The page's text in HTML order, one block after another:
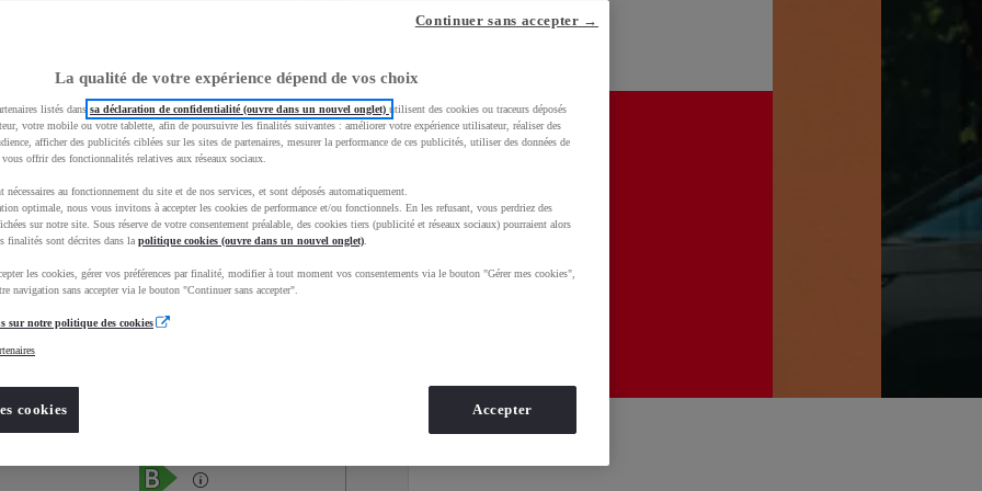
Services Concession
Occasions
La qualité de votre expérience dépend de vos choix
listés dans sa déclaration de confidentialité (ouvre dans un nouvel onglet) utilisent des cookies ou traceurs déposés
votre mobile ou votre tablette, afin de poursuivre les finalités suivantes : améliorer votre expérience utilisateur, réaliser des
afficher des publicités ciblées sur les sites de partenaires, mesurer la performance de ces publicités, utiliser des données de
offrir des fonctionnalités relatives aux réseaux sociaux.
nécessaires au fonctionnement du site et de nos services, et sont déposés automatiquement.
optimale, nous vous invitons à accepter les cookies de performance et/ou fonctionnels. En les refusant, vous perdriez des
sur notre site. Sous réserve de votre consentement préalable, des cookies tiers (publicité et réseaux sociaux) pourraient alors
finalités sont décrites dans la politique cookies (ouvre dans un nouvel onglet)
les cookies, gérer vos préférences par finalité, modifier à tout moment vos consentements via le bouton "Gérer mes cookies",
navigation sans accepter via le bouton "Continuer sans accepter".
sur notre politique des cookies
cookies
Continuer sans accepter →
Accepter